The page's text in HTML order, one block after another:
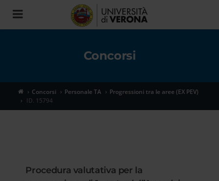
Toggle
navigation
Concorsi
Concorsi Personale TA
Progressioni tra le aree (EX PEV)
ID. 15794
Procedura valutativa per la